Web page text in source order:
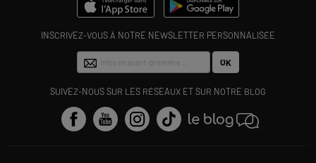
INSCRIVEZ-VOUS À NOTRE NEWSLETTER PERSONNALISÉE
OK
SUIVEZ-NOUS SUR LES RÉSEAUX ET SUR NOTRE BLOG